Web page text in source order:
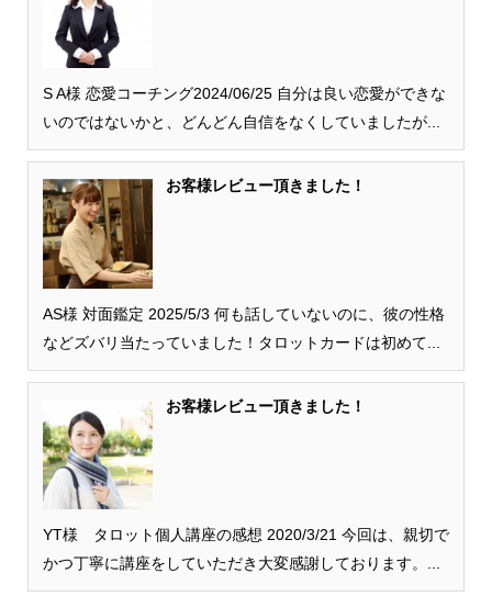
S A様 恋愛コーチング2024/06/25 自分は良い恋愛ができな
いのではないかと、どんどん自信をなくしていましたが...
お客様レビュー頂きました！
AS様 対面鑑定 2025/5/3 何も話していないのに、彼の性格
などズバリ当たっていました！タロットカードは初めて...
お客様レビュー頂きました！
YT様 タロット個人講座の感想 2020/3/21 今回は、親切で
かつ丁寧に講座をしていただき大変感謝しております。...